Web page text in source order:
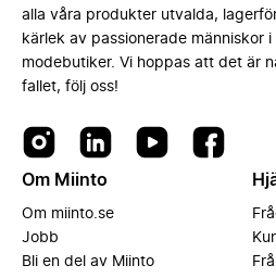
alla våra produkter utvalda,
kärlek av passionerade människor
modebutiker. Vi hoppas att det är
fallet, följ oss!
Om Miinto
Om miinto.se
Jobb
Bli en del av Miinto